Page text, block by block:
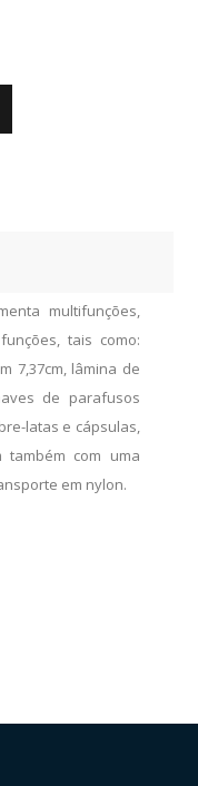
multifunções,
tais como:
7,37cm, lâmina de
de parafusos
latas e cápsulas,
com uma
em nylon.